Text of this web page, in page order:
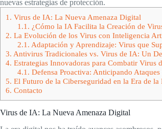
nuevas estrategias de protección.
1. Virus de IA: La Nueva Amenaza Digital
1.1. ¿Cómo la IA Facilita la Creación de
2. La Evolución de los Virus con Inteligencia
2.1. Adaptación y Aprendizaje: Virus que
3. Antivirus Tradicionales vs. Virus de IA: Un
4. Estrategias Innovadoras para Combatir Virus
4.1. Defensa Proactiva: Anticipando
5. El Futuro de la Ciberseguridad en la Era de la
6. Contacto
Virus de IA: La Nueva Amenaza Digital